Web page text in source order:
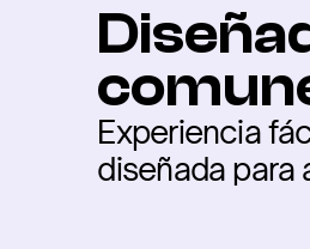
Experiencia
diseñada para